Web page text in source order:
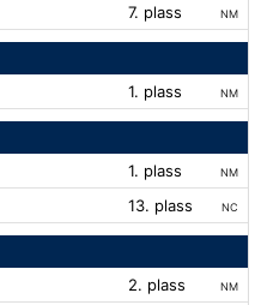
7. plass NM
1. plass NM
1. plass NM
13. plass NC
2. plass NM